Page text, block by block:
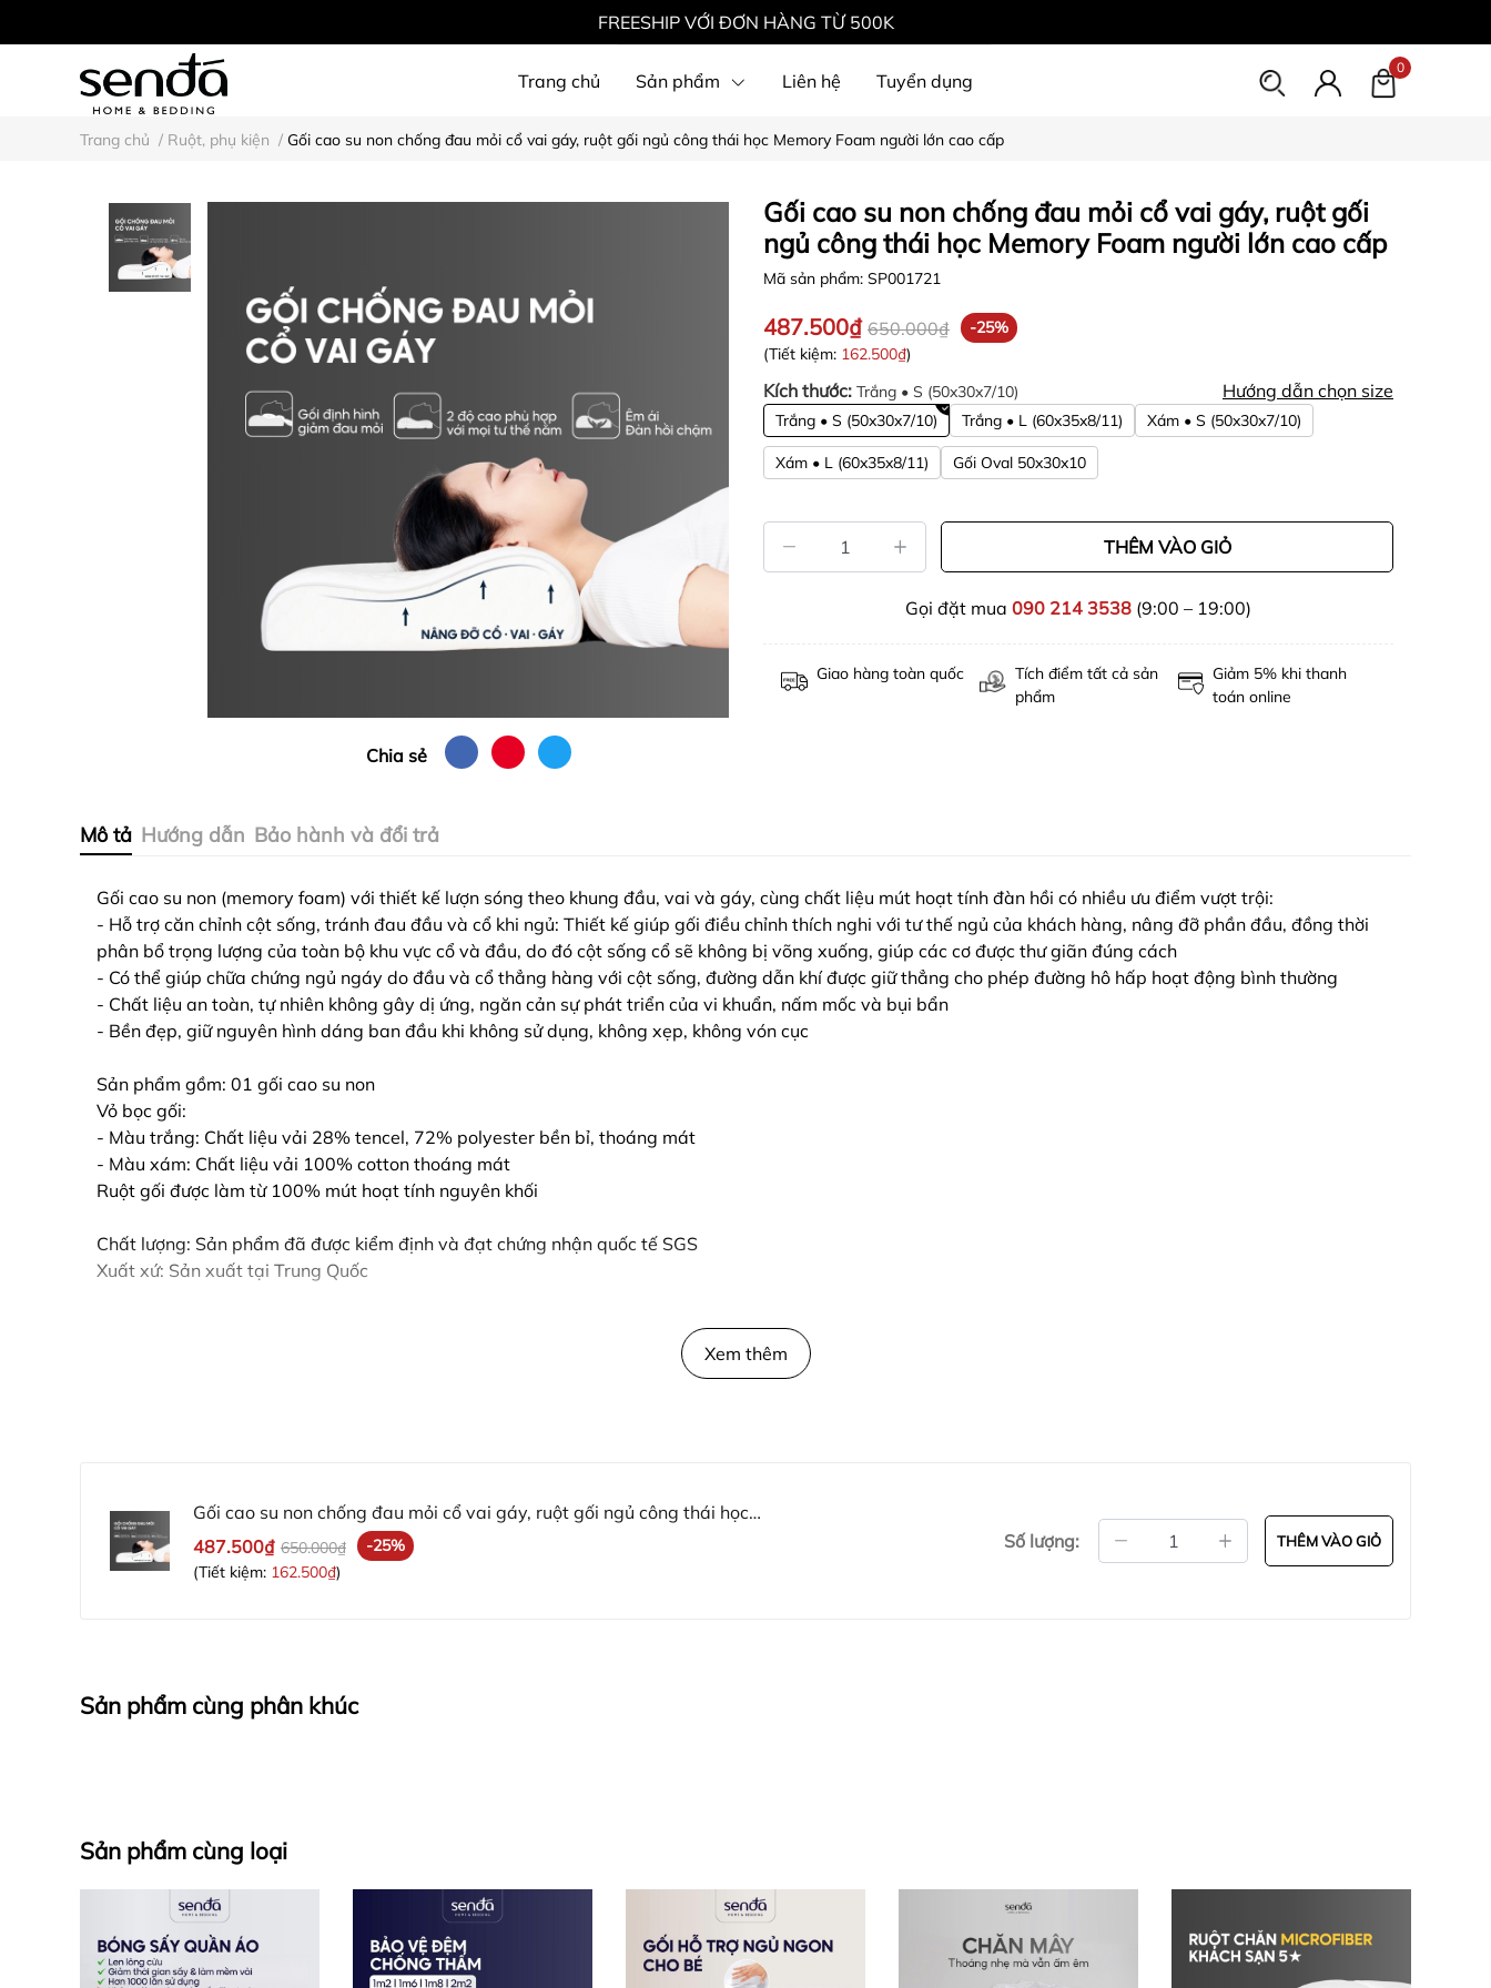
FREESHIP VỚI ĐƠN HÀNG TỪ 500K
Trang chủ Sản phẩm Liên hệ Tuyển dụng
0
Trang chủ / Ruột, phụ kiện / Gối cao su non chống đau mỏi cổ vai gáy, ruột gối ngủ công thái học Memory Foam người lớn cao cấp
Chia sẻ
Gối cao su non chống đau mỏi cổ vai gáy, ruột gối
ngủ công thái học Memory Foam người lớn cao cấp
Mã sản phẩm: SP001721
487.500₫ 650.000₫
-25%
(Tiết kiệm: 162.500₫)
Kích thước: Trắng • S (50x30x7/10) Hướng dẫn chọn size
Trắng • S (50x30x7/10) Trắng • L (60x35x8/11) Xám • S (50x30x7/10)
Xám • L (60x35x8/11) Gối Oval 50x30x10
THÊM VÀO GIỎ
Gọi đặt mua 090 214 3538 (9:00 – 19:00)
Giao hàng toàn quốc
Tích điểm tất cả sản
phẩm
Giảm 5% khi thanh
toán online
Mô tả Hướng dẫn Bảo hành và đổi trả
Gối cao su non (memory foam) với thiết kế lượn sóng theo khung đầu, vai và gáy, cùng chất liệu mút hoạt tính đàn hồi có nhiều ưu điểm vượt trội:
- Hỗ trợ căn chỉnh cột sống, tránh đau đầu và cổ khi ngủ: Thiết kế giúp gối điều chỉnh thích nghi với tư thế ngủ của khách hàng, nâng đỡ phần đầu, đồng thời
phân bổ trọng lượng của toàn bộ khu vực cổ và đầu, do đó cột sống cổ sẽ không bị võng xuống, giúp các cơ được thư giãn đúng cách
- Có thể giúp chữa chứng ngủ ngáy do đầu và cổ thẳng hàng với cột sống, đường dẫn khí được giữ thẳng cho phép đường hô hấp hoạt động bình thường
- Chất liệu an toàn, tự nhiên không gây dị ứng, ngăn cản sự phát triển của vi khuẩn, nấm mốc và bụi bẩn
- Bền đẹp, giữ nguyên hình dáng ban đầu khi không sử dụng, không xẹp, không vón cục
Sản phẩm gồm: 01 gối cao su non
Vỏ bọc gối:
- Màu trắng: Chất liệu vải 28% tencel, 72% polyester bền bỉ, thoáng mát
- Màu xám: Chất liệu vải 100% cotton thoáng mát
Ruột gối được làm từ 100% mút hoạt tính nguyên khối
Chất lượng: Sản phẩm đã được kiểm định và đạt chứng nhận quốc tế SGS
Xuất xứ: Sản xuất tại Trung Quốc
Xem thêm
Gối cao su non chống đau mỏi cổ vai gáy, ruột gối ngủ công thái học
Memory Foam người lớn cao cấp
487.500₫ 650.000₫
-25%
(Tiết kiệm: 162.500₫)
Số lượng: THÊM VÀO GIỎ
Sản phẩm cùng phân khúc
Sản phẩm cùng loại